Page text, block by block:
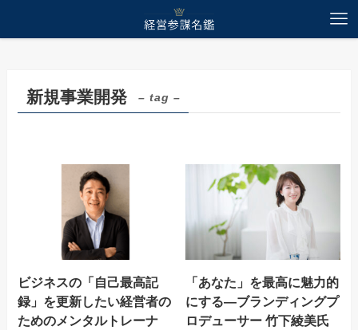
新規事業開発 – tag –
ビジネスの「自己最高記
録」を更新したい経営者の
ためのメンタルトレーナ
「あなた」を最高に魅力的
にする―ブランディングプ
ロデューサー 竹下綾美氏